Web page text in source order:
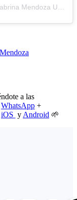
a las
WhatsApp +
iOS y Android 🌱